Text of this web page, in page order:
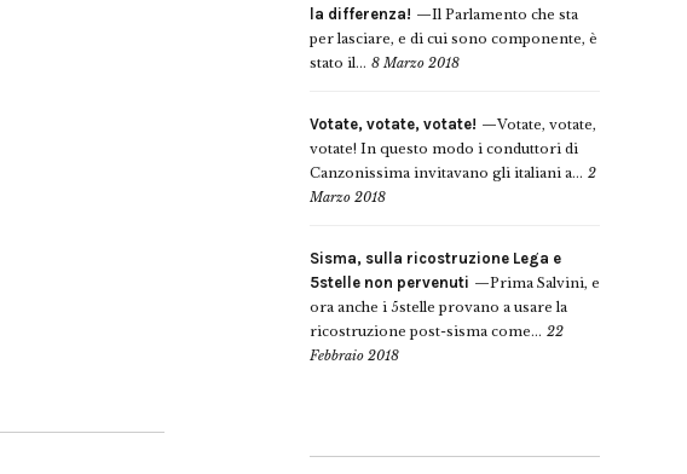
la differenza!
Il Parlamento che sta
per lasciare, e di cui sono componente, è
stato il... 8 Marzo 2018
Votate, votate, votate!
Votate, votate,
votate! In questo modo i conduttori di
Canzonissima invitavano gli italiani a... 2
Marzo 2018
Sisma, sulla ricostruzione Lega e
5stelle non pervenuti
Prima Salvini, e
ora anche i 5stelle provano a usare la
ricostruzione post-sisma come... 22
Febbraio 2018